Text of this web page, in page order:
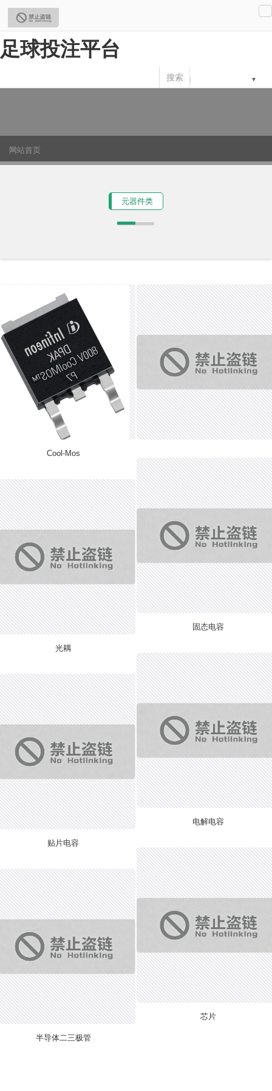
足球投注平台
搜索
切
网站首页
产品展示
元器件类
Cool-Mos
固态电容
光耦
电解电容
贴片电容
芯片
半导体二三极管